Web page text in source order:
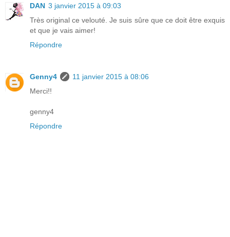
DAN 3 janvier 2015 à 09:03
Très original ce velouté. Je suis sûre que ce doit être exquis
et que je vais aimer!
Répondre
Genny4
11 janvier 2015 à 08:06
Merci!!
genny4
Répondre